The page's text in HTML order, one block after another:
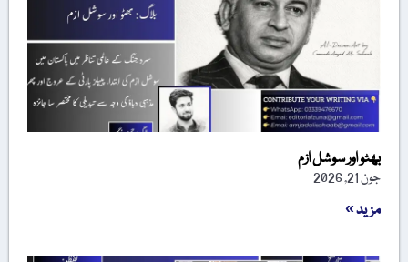
بھٹو اور سوشل ازم
جون 21, 2026
مزید »